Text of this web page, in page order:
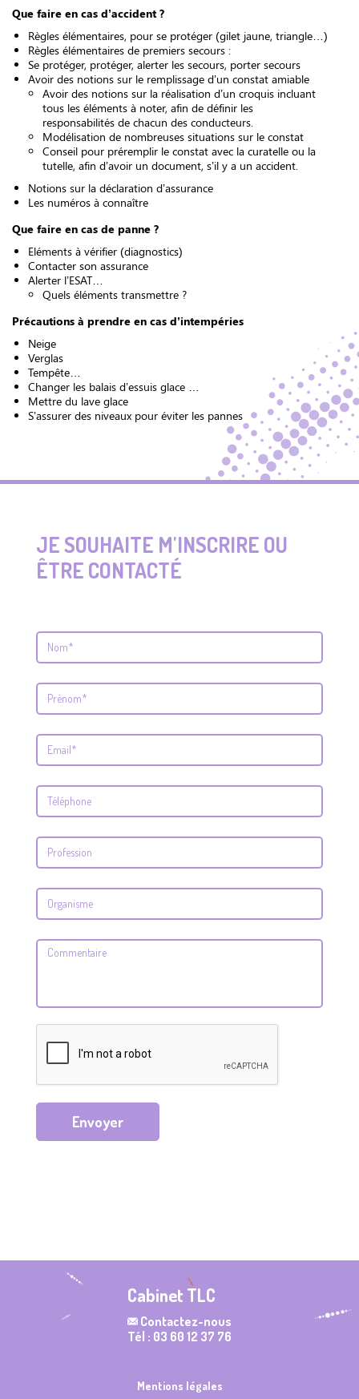
Que faire en cas d’accident ?
Règles élémentaires, pour se protéger (gilet jaune, triangle…)
Règles élémentaires de premiers secours :
Se protéger, protéger, alerter les secours, porter secours
Avoir des notions sur le remplissage d’un constat amiable
Avoir des notions sur la réalisation d’un croquis incluant
tous les éléments à noter, afin de définir les
responsabilités de chacun des conducteurs.
Modélisation de nombreuses situations sur le constat
Conseil pour préremplir le constat avec la curatelle ou la
tutelle, afin d’avoir un document, s’il y a un accident.
Notions sur la déclaration d’assurance
Les numéros à connaître
Que faire en cas de panne ?
Eléments à vérifier (diagnostics)
Contacter son assurance
Alerter l’ESAT…
Quels éléments transmettre ?
Précautions à prendre en cas d’intempéries
Neige
Verglas
Tempête…
Changer les balais d’essuis glace …
Mettre du lave glace
S’assurer des niveaux pour éviter les pannes
JE SOUHAITE M'INSCRIRE OU
ÊTRE CONTACTÉ
Envoyer
Cabinet TLC
Contactez-nous
Tél : 03 60 12 37 76
Mentions légales